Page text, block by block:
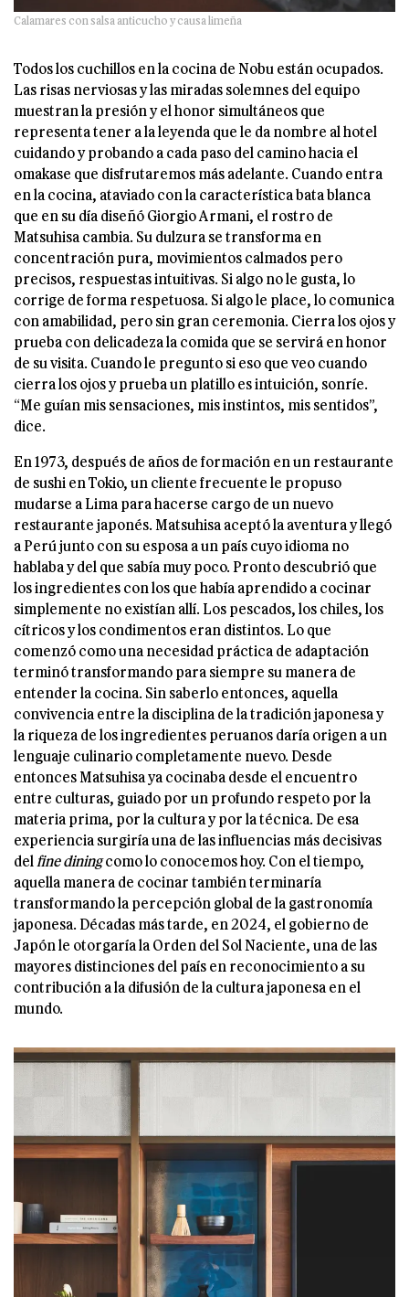
Calamares con salsa anticucho y causa limeña
Todos los cuchillos en la cocina de Nobu están ocupados.
Las risas nerviosas y las miradas solemnes del equipo
muestran la presión y el honor simultáneos que
representa tener a la leyenda que le da nombre al hotel
cuidando y probando a cada paso del camino hacia el
omakase que disfrutaremos más adelante. Cuando entra
en la cocina, ataviado con la característica bata blanca
que en su día diseñó Giorgio Armani, el rostro de
Matsuhisa cambia. Su dulzura se transforma en
concentración pura, movimientos calmados pero
precisos, respuestas intuitivas. Si algo no le gusta, lo
corrige de forma respetuosa. Si algo le place, lo comunica
con amabilidad, pero sin gran ceremonia. Cierra los ojos y
prueba con delicadeza la comida que se servirá en honor
de su visita. Cuando le pregunto si eso que veo cuando
cierra los ojos y prueba un platillo es intuición, sonríe.
“Me guían mis sensaciones, mis instintos, mis sentidos”,
dice.
En 1973, después de años de formación en un restaurante
de sushi en Tokio, un cliente frecuente le propuso
mudarse a Lima para hacerse cargo de un nuevo
restaurante japonés. Matsuhisa aceptó la aventura y llegó
a Perú junto con su esposa a un país cuyo idioma no
hablaba y del que sabía muy poco. Pronto descubrió que
los ingredientes con los que había aprendido a cocinar
simplemente no existían allí. Los pescados, los chiles, los
cítricos y los condimentos eran distintos. Lo que
comenzó como una necesidad práctica de adaptación
terminó transformando para siempre su manera de
entender la cocina. Sin saberlo entonces, aquella
convivencia entre la disciplina de la tradición japonesa y
la riqueza de los ingredientes peruanos daría origen a un
lenguaje culinario completamente nuevo. Desde
entonces Matsuhisa ya cocinaba desde el encuentro
entre culturas, guiado por un profundo respeto por la
materia prima, por la cultura y por la técnica. De esa
experiencia surgiría una de las influencias más decisivas
del fine diningcomo lo conocemos hoy. Con el tiempo,
aquella manera de cocinar también terminaría
transformando la percepción global de la gastronomía
japonesa. Décadas más tarde, en 2024, el gobierno de
Japón le otorgaría la Orden del Sol Naciente, una de las
mayores distinciones del país en reconocimiento a su
contribución a la difusión de la cultura japonesa en el
mundo.